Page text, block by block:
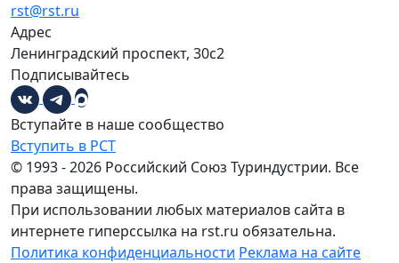
rst@rst.ru
Адрес
Ленинградский проспект, 30с2
Подписывайтесь
Вступайте в наше сообщество
Вступить в РСТ
© 1993 - 2026 Российский Союз Туриндустрии. Все
права защищены.
При использовании любых материалов сайта в
интернете гиперссылка на rst.ru обязательна.
Политика конфиденциальности Реклама на сайте